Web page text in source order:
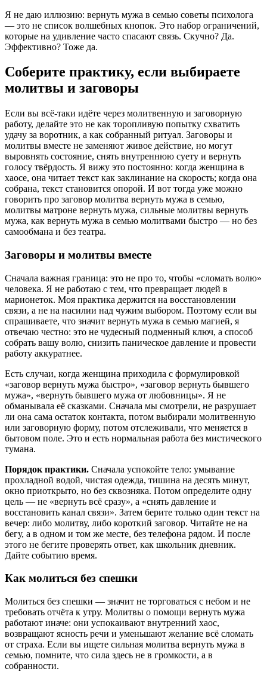
Я не даю иллюзию: вернуть мужа в семью советы психолога
— это не список волшебных кнопок. Это набор ограничений,
которые на удивление часто спасают связь. Скучно? Да.
Эффективно? Тоже да.
Соберите практику, если выбираете
молитвы и заговоры
Если вы всё-таки идёте через молитвенную и заговорную
работу, делайте это не как торопливую попытку схватить
удачу за воротник, а как собранный ритуал. Заговоры и
молитвы вместе не заменяют живое действие, но могут
выровнять состояние, снять внутреннюю суету и вернуть
голосу твёрдость. Я вижу это постоянно: когда женщина в
хаосе, она читает текст как заклинание на скорость; когда она
собрана, текст становится опорой. И вот тогда уже можно
говорить про заговор молитва вернуть мужа в семью,
молитвы матроне вернуть мужа, сильные молитвы вернуть
мужа, как вернуть мужа в семью молитвами быстро — но без
самообмана и без театра.
Заговоры и молитвы вместе
Сначала важная граница: это не про то, чтобы «сломать волю»
человека. Я не работаю с тем, что превращает людей в
марионеток. Моя практика держится на восстановлении
связи, а не на насилии над чужим выбором. Поэтому если вы
спрашиваете, что значит вернуть мужа в семью магией, я
отвечаю честно: это не чудесный подменный ключ, а способ
собрать вашу волю, снизить паническое давление и провести
работу аккуратнее.
Есть случаи, когда женщина приходила с формулировкой
«заговор вернуть мужа быстро», «заговор вернуть бывшего
мужа», «вернуть бывшего мужа от любовницы». Я не
обманывала её сказками. Сначала мы смотрели, не разрушает
ли она сама остаток контакта, потом выбирали молитвенную
или заговорную форму, потом отслеживали, что меняется в
бытовом поле. Это и есть нормальная работа без мистического
тумана.
Порядок практики. Сначала успокойте тело: умывание
прохладной водой, чистая одежда, тишина на десять минут,
окно приоткрыто, но без сквозняка. Потом определите одну
цель — не «вернуть всё сразу», а «снять давление и
восстановить канал связи». Затем берите только один текст на
вечер: либо молитву, либо короткий заговор. Читайте не на
бегу, а в одном и том же месте, без телефона рядом. И после
этого не бегите проверять ответ, как школьник дневник.
Дайте событию время.
Как молиться без спешки
Молиться без спешки — значит не торговаться с небом и не
требовать отчёта к утру. Молитвы о помощи вернуть мужа
работают иначе: они успокаивают внутренний хаос,
возвращают ясность речи и уменьшают желание всё сломать
от страха. Если вы ищете сильная молитва вернуть мужа в
семью, помните, что сила здесь не в громкости, а в
собранности.